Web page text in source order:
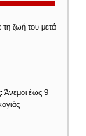
ζωή του μετά
Άνεμοι έως 9